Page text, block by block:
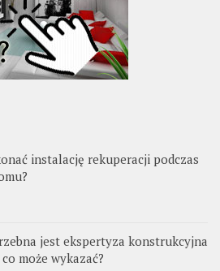
instalację rekuperacji podczas
jest ekspertyza konstrukcyjna
może wykazać?